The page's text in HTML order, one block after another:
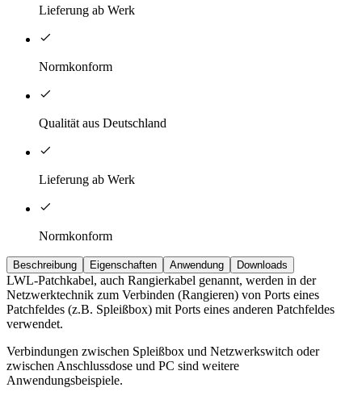
Lieferung ab Werk
Normkonform
Qualität aus Deutschland
Lieferung ab Werk
Normkonform
Beschreibung Eigenschaften Anwendung Downloads
LWL-Patchkabel, auch Rangierkabel genannt, werden in der
Netzwerktechnik zum Verbinden (Rangieren) von Ports eines
Patchfeldes (z.B. Spleißbox) mit Ports eines anderen Patchfeldes
verwendet.
Verbindungen zwischen Spleißbox und Netzwerkswitch oder
zwischen Anschlussdose und PC sind weitere
Anwendungsbeispiele.